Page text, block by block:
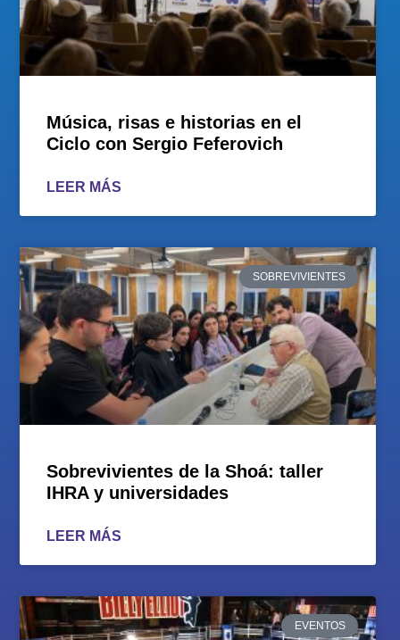
Música, risas e historias en el
Ciclo con Sergio Feferovich
LEER MÁS
SOBREVIVIENTES
Sobrevivientes de la Shoá: taller
IHRA y universidades
LEER MÁS
EVENTOS